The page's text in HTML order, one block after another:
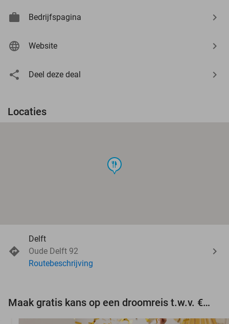
Bedrijfspagina
Website
Deel deze deal
Locaties
food
Delft
Oude Delft 92
Routebeschrijving
Maak gratis kans op een droomreis t.w.v. €3.000!